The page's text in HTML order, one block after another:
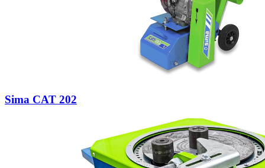
Sima CAT 202